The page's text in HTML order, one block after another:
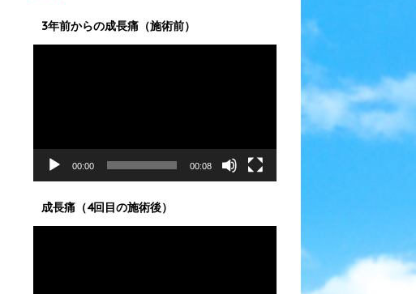
3年前からの成長痛（施術前）
00:00 00:08
成長痛（4回目の施術後）